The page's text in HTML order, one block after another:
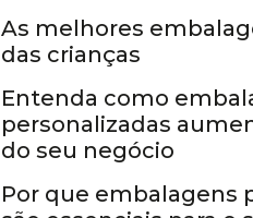
As melhores
das crianças
Embalagens
Entenda como
personalizadas
do seu negócio
Caixas personalizadas
Por que embalagens